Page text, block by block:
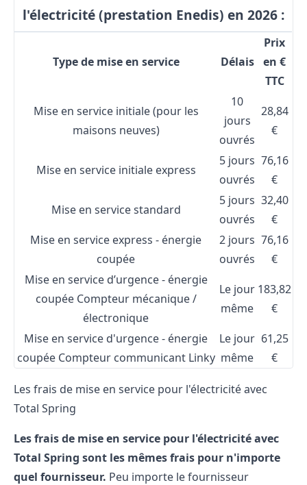
l'électricité (prestation Enedis) en 2026 :
Type de mise en service Délais
Prix
en €
TTC
Mise en service initiale (pour les
maisons neuves)
10
jours
ouvrés
28,84
€
Mise en service initiale express
5 jours
ouvrés
76,16
€
Mise en service standard
5 jours
ouvrés
32,40
€
Mise en service express - énergie
coupée
2 jours
ouvrés
76,16
€
Mise en service d’urgence - énergie
coupée Compteur mécanique /
électronique
Le jour
même
183,82
€
Mise en service d'urgence - énergie
coupée Compteur communicant Linky
Le jour
même
61,25
€
Les frais de mise en service pour l'électricité avec
Total Spring
Les frais de mise en service pour l'électricité avec
Total Spring sont les mêmes frais pour n'importe
quel fournisseur. Peu importe le fournisseur